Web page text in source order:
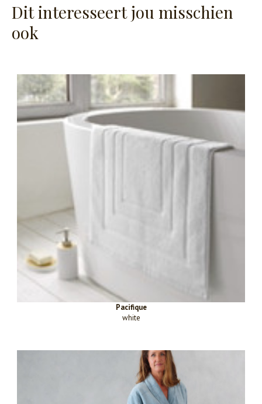
Dit interesseert jou misschien
ook
Pacifique
white